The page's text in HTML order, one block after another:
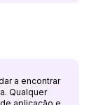
a encontrar
Qualquer